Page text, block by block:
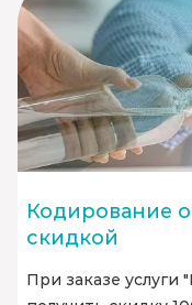
Кодирование
скидкой
При заказе услуги